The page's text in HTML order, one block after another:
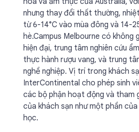
nhưng thay đổi thất thường,
từ 6-14°C vào mùa đông và 14-
hè.Campus Melbourne có không
hiện đại, trung tâm nghiên cứu
thực hành rượu vang, và trung
nghề nghiệp. Vị trí trong khách
InterContinental cho phép sinh
các bộ phận hoạt động và tham
của khách sạn như một phần
học.